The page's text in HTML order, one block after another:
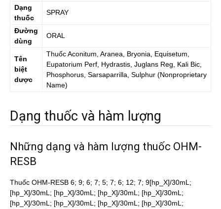
Dạng
thuốc
SPRAY
Đường
dùng
ORAL
Tên
biệt
dược
ThuốcAconitum, Aranea, Bryonia, Equisetum,
Eupatorium Perf, Hydrastis, Juglans Reg, Kali Bic,
Phosphorus, Sarsaparrilla, Sulphur (Nonproprietary
Name)
Dạng thuốc và hàm lượng
Những dạng và hàm lượng thuốc OHM-
RESB
Thuốc OHM-RESB 6; 9; 6; 7; 5; 7; 6; 12; 7; 9[hp_X]/30mL;
[hp_X]/30mL; [hp_X]/30mL; [hp_X]/30mL; [hp_X]/30mL;
[hp_X]/30mL; [hp_X]/30mL; [hp_X]/30mL; [hp_X]/30mL;